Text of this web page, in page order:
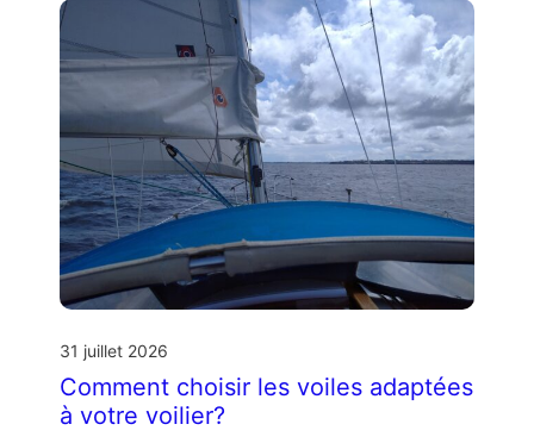
31 juillet 2026
Comment choisir les voiles adaptées
à votre voilier?